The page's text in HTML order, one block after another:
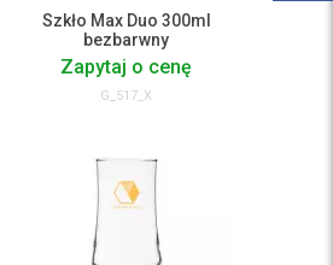
Szkło Max Duo 300ml
bezbarwny
Zapytaj o cenę
G_517_X